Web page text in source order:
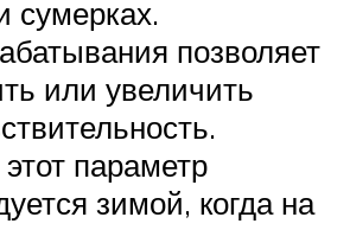
сумерках.
позволяет
или увеличить
параметр
зимой, когда на